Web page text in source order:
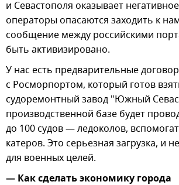
и Севастополя оказывает
операторы опасаются заходить к
сообщение между российскими
быть активизировано.
У нас есть предварительные
с Росморпортом, который готов
судоремонтный завод "Южный
производственной базе будет
до 100 судов — ледоколов,
катеров. Это серьезная загрузка, и
для военных целей.
— Как сделать экономику города